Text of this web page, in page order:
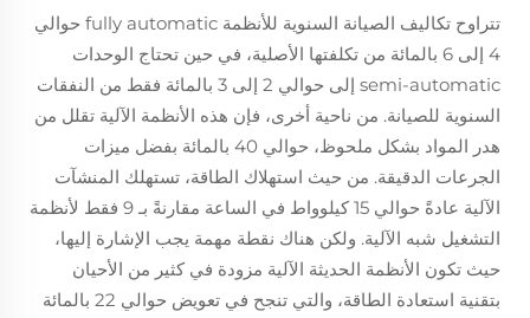
تتراوح تكاليف الصيانة السنوية للأنظمة fully automatic حوالي
4 إلى 6 بالمائة من تكلفتها الأصلية، في حين تحتاج الوحدات
semi-automatic إلى حوالي 2 إلى 3 بالمائة فقط من النفقات
السنوية للصيانة. من ناحية أخرى، فإن هذه الأنظمة الآلية تقلل من
هدر المواد بشكل ملحوظ، حوالي 40 بالمائة بفضل ميزات
الجرعات الدقيقة. من حيث استهلاك الطاقة، تستهلك المنشآت
الآلية عادةً حوالي 15 كيلوواط في الساعة مقارنةً بـ 9 فقط لأنظمة
التشغيل شبه الآلية. ولكن هناك نقطة مهمة يجب الإشارة إليها،
حيث تكون الأنظمة الحديثة الآلية مزودة في كثير من الأحيان
بتقنية استعادة الطاقة، والتي تنجح في تعويض حوالي 22 بالمائة